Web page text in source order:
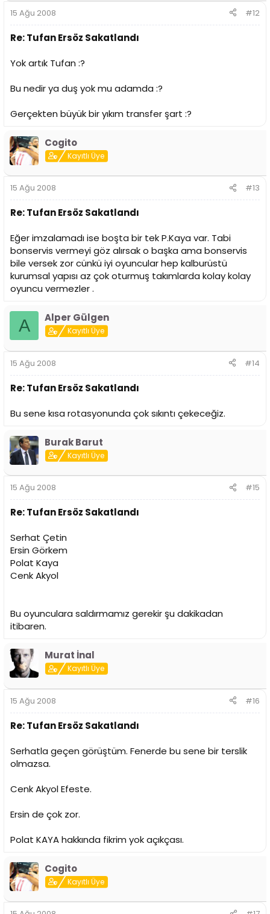
15 Ağu 2008 #12
Re: Tufan Ersöz Sakatlandı
Yok artık Tufan :?
Bu nedir ya duş yok mu adamda :?
Gerçekten büyük bir yıkım transfer şart :?
Cogito
Kayıtlı Üye
15 Ağu 2008 #13
Re: Tufan Ersöz Sakatlandı
Eğer imzalamadı ise boşta bir tek P.Kaya var. Tabi
bonservis vermeyi göz alırsak o başka ama bonservis
bile versek zor cünkü iyi oyuncular hep kalburüstü
kurumsal yapısı az çok oturmuş takımlarda kolay kolay
oyuncu vermezler .
A Alper Gülgen
Kayıtlı Üye
15 Ağu 2008 #14
Re: Tufan Ersöz Sakatlandı
Bu sene kısa rotasyonunda çok sıkıntı çekeceğiz.
Burak Barut
Kayıtlı Üye
15 Ağu 2008 #15
Re: Tufan Ersöz Sakatlandı
Serhat Çetin
Ersin Görkem
Polat Kaya
Cenk Akyol
Bu oyunculara saldırmamız gerekir şu dakikadan
itibaren.
Murat İnal
Kayıtlı Üye
15 Ağu 2008 #16
Re: Tufan Ersöz Sakatlandı
Serhatla geçen görüştüm. Fenerde bu sene bir terslik
olmazsa.
Cenk Akyol Efeste.
Ersin de çok zor.
Polat KAYA hakkında fikrim yok açıkçası.
Cogito
Kayıtlı Üye